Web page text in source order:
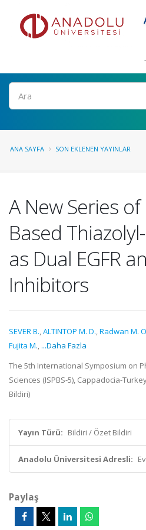
Ara
ANA SAYFA SON EKLENEN YAYINLAR
A New Series
Based
as Dual EGFR
Inhibitors
SEVER B.,ALTINTOP M. D.,Radwan M.
Fujita M., ...Daha Fazla
The 5th International Symposium on
Sciences (ISPBS-5), Cappadocia-
Bildiri)
Yayın Türü: Bildiri / Özet Bildiri
Anadolu Üniversitesi Adresli:
Paylaş